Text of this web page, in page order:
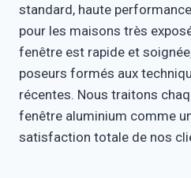
standard, haute
pour les maisons très
fenêtre est rapide et
poseurs formés aux
récentes. Nous traitons
fenêtre aluminium comme
satisfaction totale de nos